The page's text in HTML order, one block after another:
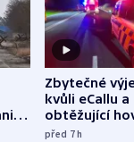
Zbytečné
kvůli eCallu a
obtěžující
zdržují
před 7h